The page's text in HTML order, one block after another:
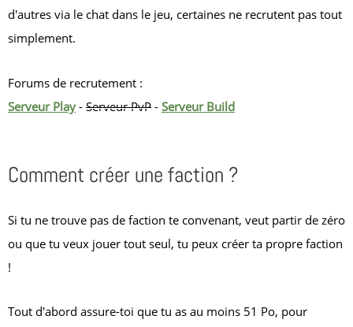
d'autres via le chat dans le jeu, certaines ne recrutent pas tout
simplement.
Forums de recrutement :
Serveur Play - Serveur PvP - Serveur Build
Comment créer une faction ?
Si tu ne trouve pas de faction te convenant, veut partir de zéro
ou que tu veux jouer tout seul, tu peux créer ta propre faction
!
Tout d'abord assure-toi que tu as au moins 51 Po, pour